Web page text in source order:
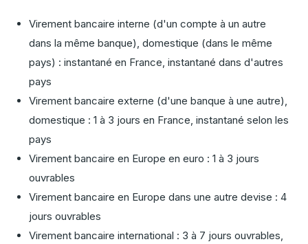
Virement bancaire interne (d'un compte à un autre
dans la même banque), domestique (dans le même
pays) : instantané en France, instantané dans d'autres
pays
Virement bancaire externe (d'une banque à une autre),
domestique : 1 à 3 jours en France, instantané selon les
pays
Virement bancaire en Europe en euro : 1 à 3 jours
ouvrables
Virement bancaire en Europe dans une autre devise : 4
jours ouvrables
Virement bancaire international : 3 à 7 jours ouvrables,